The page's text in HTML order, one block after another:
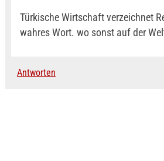
Türkische Wirtschaft verzeichnet
wahres Wort. wo sonst auf der
Antworten